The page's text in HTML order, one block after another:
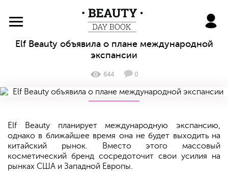
BeautyDayBook
Elf Beauty объявила о плане международной
экспансии
644 0
Elf Beauty планирует международную экспансию,
однако в ближайшее время она не будет выходить на
китайский рынок. Вместо этого массовый
косметический бренд сосредоточит свои усилия на
рынках США и Западной Европы.